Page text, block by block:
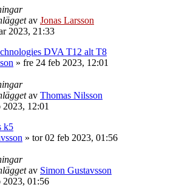
av Jonas Larsson
2023, 21:33
DVA T12 alt T8
» fre 24 feb 2023, 12:01
av Thomas Nilsson
12:01
k5
» tor 02 feb 2023, 01:56
av Simon Gustavsson
2023, 01:56